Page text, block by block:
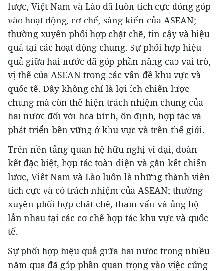
lược, Việt Nam và Lào đã luôn tích cực đóng góp
vào hoạt động, cơ chế, sáng kiến của ASEAN;
thường xuyên phối hợp chặt chẽ, tin cậy và hiệu
quả tại các hoạt động chung. Sự phối hợp hiệu
quả giữa hai nước đã góp phần nâng cao vai trò,
vị thế của ASEAN trong các vấn đề khu vực và
quốc tế. Đây không chỉ là lợi ích chiến lược
chung mà còn thể hiện trách nhiệm chung của
hai nước đối với hòa bình, ổn định, hợp tác và
phát triển bền vững ở khu vực và trên thế giới.
Trên nền tảng quan hệ hữu nghị vĩ đại, đoàn
kết đặc biệt, hợp tác toàn diện và gắn kết chiến
lược, Việt Nam và Lào luôn là những thành viên
tích cực và có trách nhiệm của ASEAN; thường
xuyên phối hợp chặt chẽ, tham vấn và ủng hộ
lẫn nhau tại các cơ chế hợp tác khu vực và quốc
tế.
Sự phối hợp hiệu quả giữa hai nước trong nhiều
năm qua đã góp phần quan trọng vào việc củng